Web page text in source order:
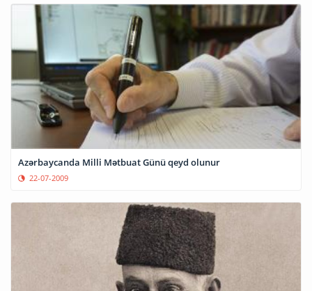
Azərbaycanda Milli Mətbuat Günü qeyd olunur
22-07-2009